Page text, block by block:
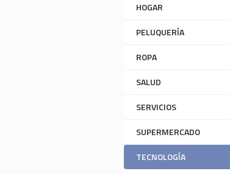
HOGAR
PELUQUERÍA
ROPA
SALUD
SERVICIOS
SUPERMERCADO
TECNOLOGÍA